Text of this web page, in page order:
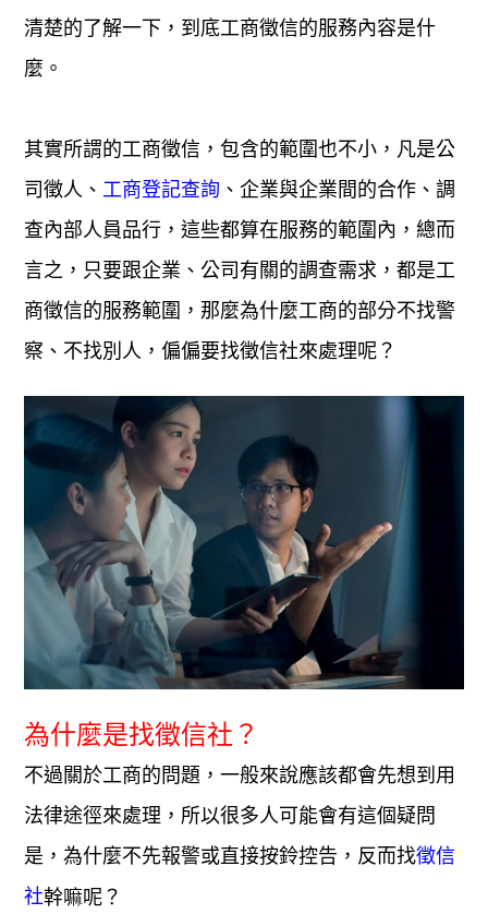
清楚的了解一下，到底工商徵信的服務內容是什
麼。
其實所謂的工商徵信，包含的範圍也不小，凡是公
司徵人、 工商登記查詢 、企業與企業間的合作、調
查內部人員品行，這些都算在服務的範圍內，總而
言之，只要跟企業、公司有關的調查需求，都是工
商徵信的服務範圍，那麼為什麼工商的部分不找警
察、不找別人，偏偏要找徵信社來處理呢？
為什麼是找徵信社？
不過關於工商的問題，一般來說應該都會先想到用
法律途徑來處理，所以很多人可能會有這個疑問
是，為什麼不先報警或直接按鈴控告，反而找徵信
社幹嘛呢？